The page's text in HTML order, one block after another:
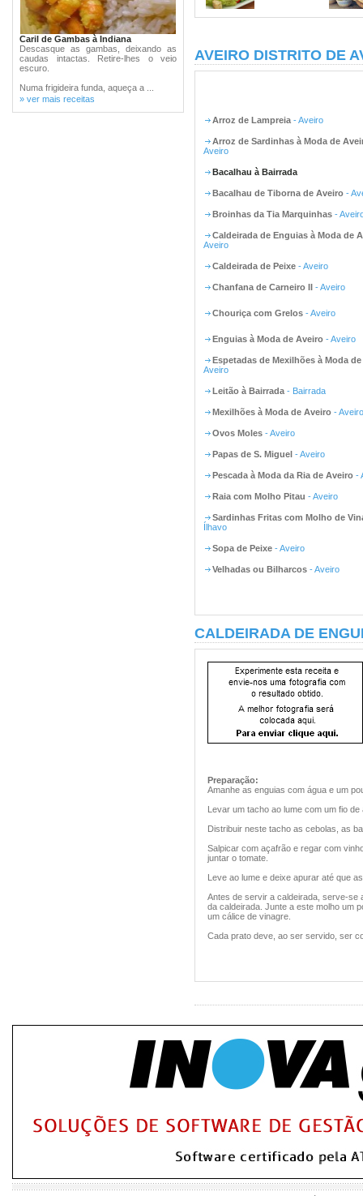
Caril de Gambas à Indiana
Descasque as gambas, deixando as
caudas intactas. Retire-lhes o veio
escuro.
Numa frigideira funda, aqueça a ...
» ver mais receitas
AVEIRO DISTRITO DE
Arroz de Lampreia - Aveiro
Arroz de Sardinhas à Moda de
Aveiro
Bacalhau à Bairrada
Bacalhau de Tiborna de Aveiro -
Broinhas da Tia Marquinhas -
Caldeirada de Enguias à Moda de
Aveiro
Caldeirada de Peixe - Aveiro
Chanfana de Carneiro II - Aveiro
Chouriça com Grelos - Aveiro
Enguias à Moda de Aveiro - Aveiro
Espetadas de Mexilhões à Moda
Aveiro
Leitão à Bairrada - Bairrada
Mexilhões à Moda de Aveiro - Aveiro
Ovos Moles - Aveiro
Papas de S. Miguel - Aveiro
Pescada à Moda da Ria de Aveiro -
Raia com Molho Pitau - Aveiro
Sardinhas Fritas com Molho de
Ílhavo
Sopa de Peixe - Aveiro
Velhadas ou Bilharcos - Aveiro
CALDEIRADA DE
Preparação:
Amanhe as enguias com água e um
Levar um tacho ao lume com um fio
Distribuir neste tacho as cebolas, as
Salpicar com açafrão e regar com
juntar o tomate.
Leve ao lume e deixe apurar até que
Antes de servir a caldeirada, serve-se
da caldeirada. Junte a este molho um
um cálice de vinagre.
Cada prato deve, ao ser servido, ser